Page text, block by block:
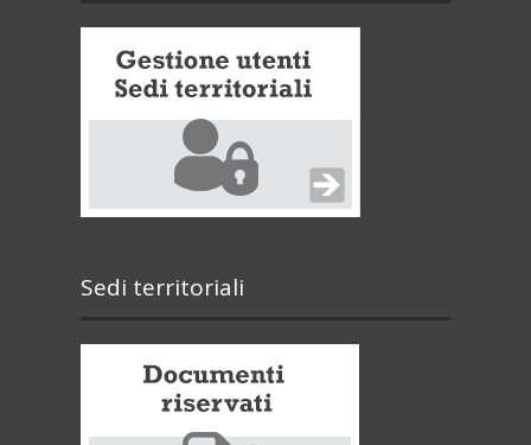
Sedi territoriali